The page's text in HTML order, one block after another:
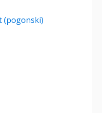
(pogonski)